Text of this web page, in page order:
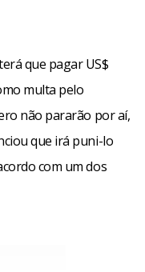
que pagar US$
multa pelo
não pararão por aí,
que irá puni-lo
com um dos